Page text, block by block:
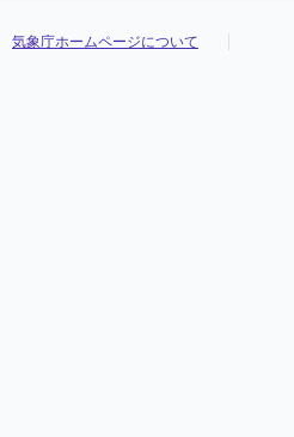
気象庁ホームページについて